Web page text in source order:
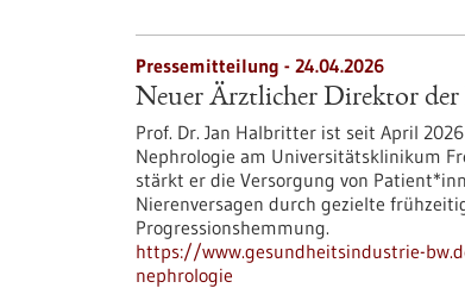
Pressemitteilung - 24.04.2026
Neuer Ärztlicher Direktor
Prof. Dr. Jan Halbritter ist seit April
Nephrologie am Universitätsklinikum
stärkt er die Versorgung von
Nierenversagen durch gezielte
Progressionshemmung.
https://www.gesundheitsindustrie-
nephrologie